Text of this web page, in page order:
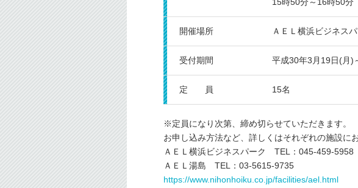
開催場所 ＡＥＬ横浜ビジネス
受付期間 平成30年3月19日(月)
定 員 15名
※定員になり次第、締め切らせていただきます。
お申し込み方法など、詳しくはそれぞれの施設に
ＡＥＬ横浜ビジネスパーク TEL：045-459-5958
ＡＥＬ湯島 TEL：03-5615-9735
https://www.nihonhoiku.co.jp/facilities/ael.html